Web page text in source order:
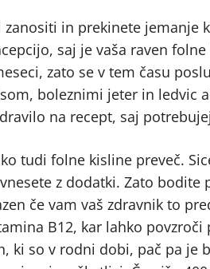
zanositi in prekinete
saj je vaša raven
zato se v tem času
boleznimi jeter in ledvic
na recept, saj
tudi folne kisline preveč.
z dodatki. Zato
če vam vaš zdravnik to
B12, kar lahko
ki so v rodni dobi, pač pa